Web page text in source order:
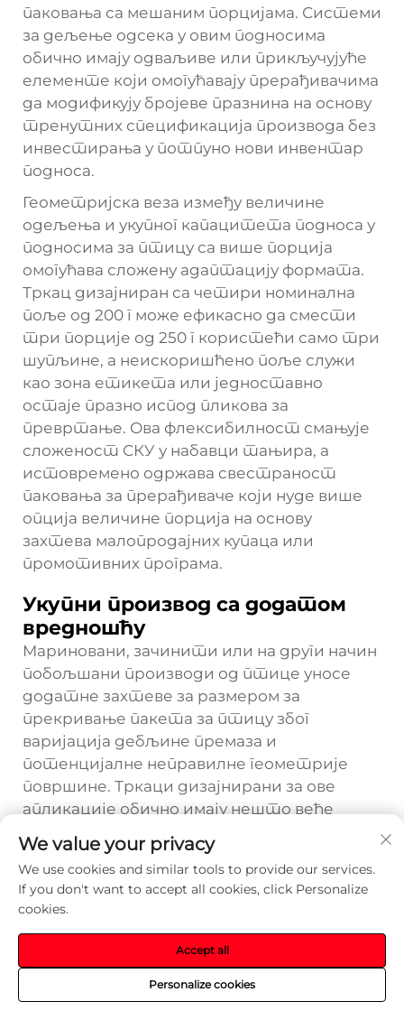
паковања са мешаним порцијама. Системи
за дељење одсека у овим подносима
обично имају одваљиве или прикључујуће
елементе који омогућавају прерађивачима
да модификују бројеве празнина на основу
тренутних спецификација производа без
инвестирања у потпуно нови инвентар
подноса.
Геометријска веза између величине
одељења и укупног капацитета подноса у
подносима за птицу са више порција
омогућава сложену адаптацију формата.
Тркац дизајниран са четири номинална
поље од 200 г може ефикасно да смести
три порције од 250 г користећи само три
шупљине, а неискоришћено поље служи
као зона етикета или једноставно
остаје празно испод пликова за
превртање. Ова флексибилност смањује
сложеност СКУ у набавци тањира, а
истовремено одржава свестраност
паковања за прерађиваче који нуде више
опција величине порција на основу
захтева малопродајних купаца или
промотивних програма.
Укупни производ са додатом
вредношћу
Мариновани, зачинити или на други начин
побољшани производи од птице уносе
додатне захтеве за размером за
прекривање пакета за птицу због
варијација дебљине премаза и
потенцијалне неправилне геометрије
површине. Тркаци дизајнирани за ове
апликације обично имају нешто веће
запремине шупљинеприближно 10-15%
веће од стандардних тркаца
еквивалентног номиналног
капацитетада би се сместио додати
угрожавања интегритета пликовог
затварања. Повећана дубина такође
пружа додатни простор за главу који
We value your privacy
We use cookies and similar tools to provide our services.
If you don't want to accept all cookies, click Personalize
cookies.
Personalize cookies
Accept all